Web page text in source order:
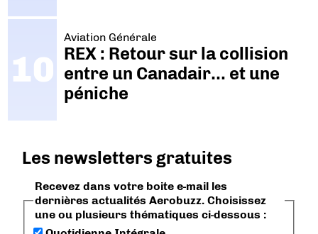
Aviation Générale
REX : Retour sur la collision
entre un Canadair… et une
péniche
Les newsletters gratuites
Recevez dans votre boite e-mail les
dernières actualités Aerobuzz. Choisissez
une ou plusieurs thématiques ci-dessous :